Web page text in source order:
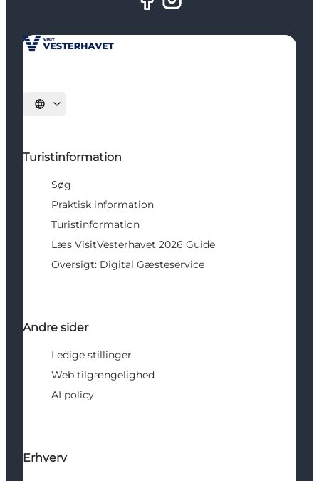
Vælg sprog
Turistinformation
Søg
Praktisk information
Turistinformation
Læs VisitVesterhavet 2026 Guide
Oversigt: Digital Gæsteservice
Andre sider
Ledige stillinger
Web tilgængelighed
AI policy
Erhverv